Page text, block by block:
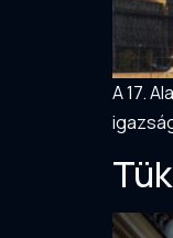
A 17.